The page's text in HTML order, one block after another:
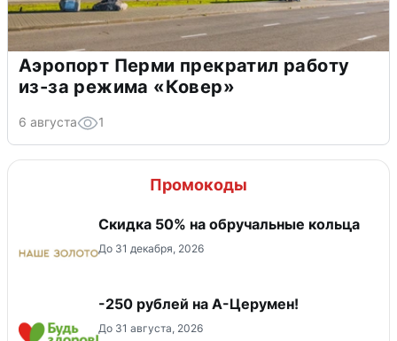
Аэропорт Перми прекратил работу
из-за режима «Ковер»
6 августа 1
Промокоды
Скидка 50% на обручальные кольца
До 31 декабря, 2026
-250 рублей на А-Церумен!
До 31 августа, 2026